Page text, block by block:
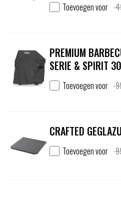
Toevoegen voor
PREMIUM
SERIE & SPIRIT
Toevoegen voor
CRAFTED
Toevoegen voor